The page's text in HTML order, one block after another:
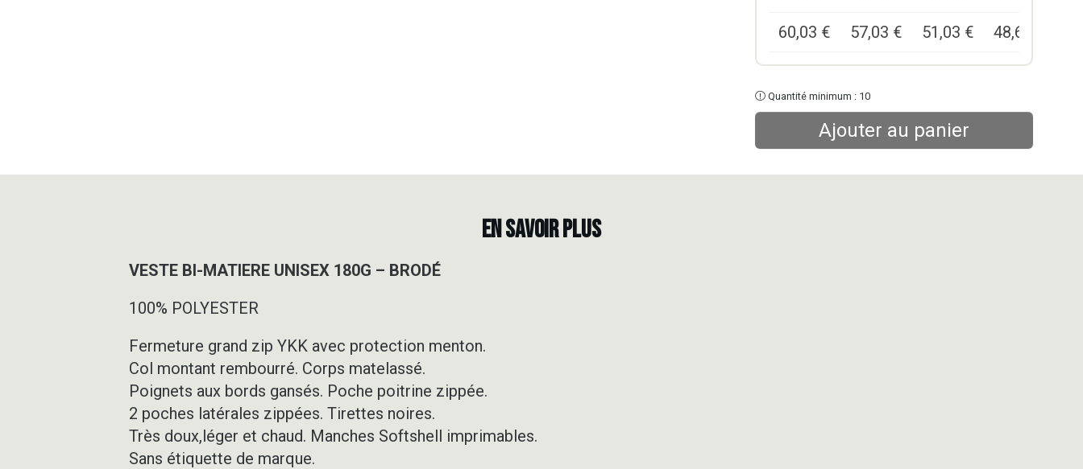
60,03 € 57,03 € 51,03 € 48,62
Quantité minimum : 10
Ajouter au panier
EN SAVOIR PLUS
VESTE BI-MATIERE UNISEX 180G – BRODÉ
100% POLYESTER
Fermeture grand zip YKK avec protection menton.
Col montant rembourré. Corps matelassé.
Poignets aux bords gansés. Poche poitrine zippée.
2 poches latérales zippées. Tirettes noires.
Très doux,léger et chaud. Manches Softshell imprimables.
Sans étiquette de marque.